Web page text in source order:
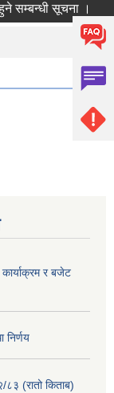
सूचना ।
र बजेट
(रातो किताब)